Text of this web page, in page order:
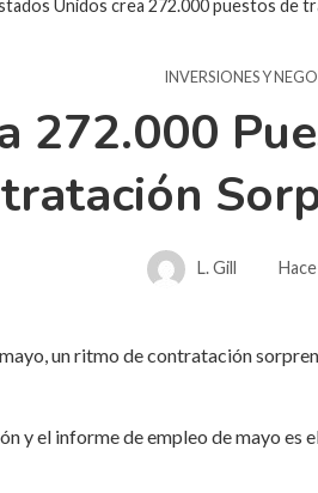
Unidos crea 272.000 puestos de
INVERSIONES Y
272.000
L. Gill
y el informe de empleo de mayo es